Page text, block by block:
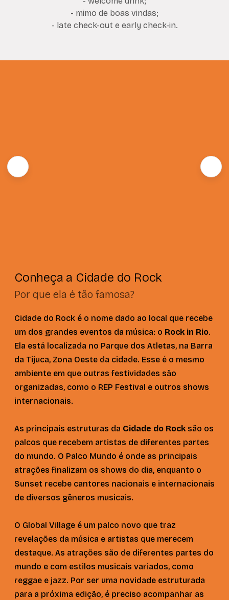
- mimo de boas vindas;
- late check-out e early check-in.
Conheça a Cidade do Rock
Por que ela é tão famosa?
Cidade do Rock é o nome dado ao local que recebe
um dos grandes eventos da música: o Rock in Rio.
Ela está localizada no Parque dos Atletas, na Barra
da Tijuca, Zona Oeste da cidade. Esse é o mesmo
ambiente em que outras festividades são
organizadas, como o REP Festival e outros shows
internacionais.
As principais estruturas da Cidade do Rock são os
palcos que recebem artistas de diferentes partes
do mundo. O Palco Mundo é onde as principais
atrações finalizam os shows do dia, enquanto o
Sunset recebe cantores nacionais e internacionais
de diversos gêneros musicais.
O Global Village é um palco novo que traz
revelações da música e artistas que merecem
destaque. As atrações são de diferentes partes do
mundo e com estilos musicais variados, como
reggae e jazz. Por ser uma novidade estruturada
para a próxima edição, é preciso acompanhar as